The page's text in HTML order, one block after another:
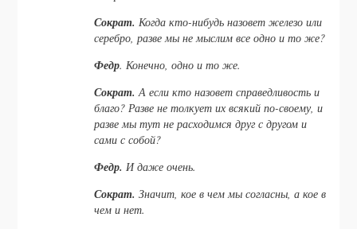
Сократ. Когда кто-нибудь назовет железо или
серебро, разве мы не мыслим все одно и то же?
Федр. Конечно, одно и то же.
Сократ. А если кто назовет справедливость и
благо? Разве не толкует их всякий по-своему, и
разве мы тут не расходимся друг с другом и
сами с собой?
Федр. И даже очень.
Сократ. Значит, кое в чем мы согласны, а кое в
чем и нет.